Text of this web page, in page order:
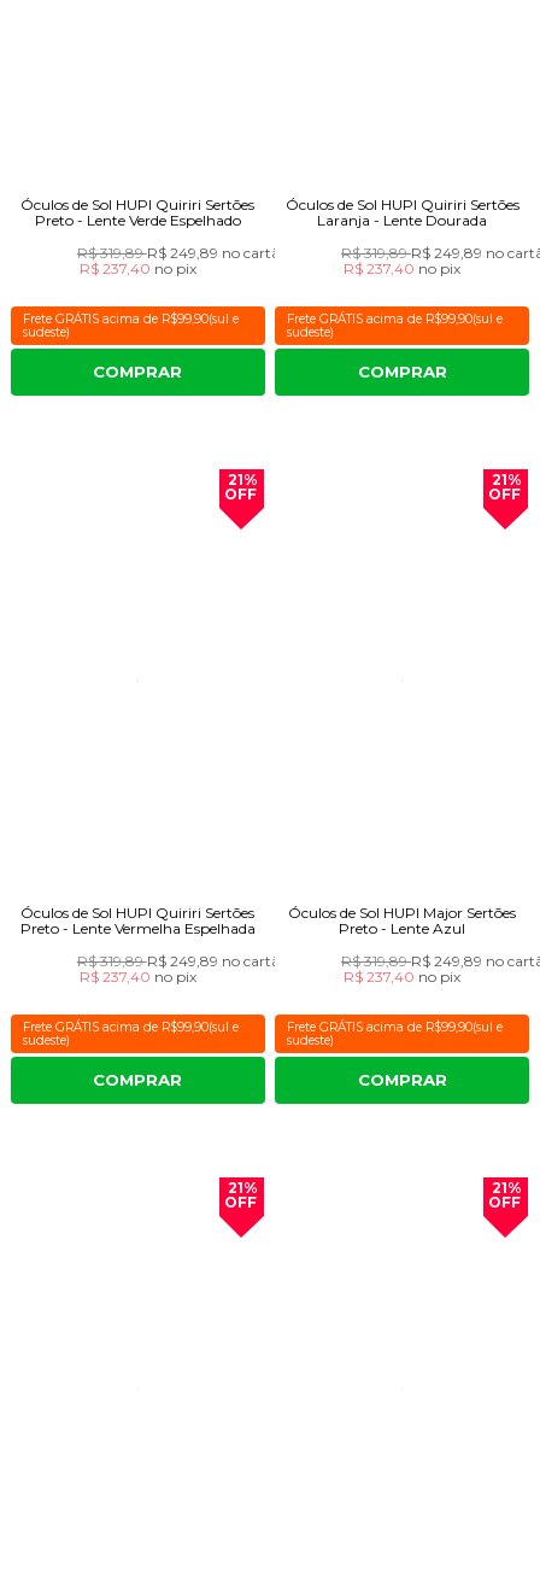
Óculos de Sol HUPI Quiriri Sertões
Preto - Lente Verde Espelhado
R$ 319,89R$ 249,89 no cartão
R$ 237,40 no pix
Frete GRÁTIS acima de R$99,90(sul e
sudeste)
COMPRAR
Óculos de Sol HUPI Quiriri Sertões
Laranja - Lente Dourada
R$ 319,89R$ 249,89 no
R$ 237,40 no pix
Frete GRÁTIS acima de R$99,90(sul e
sudeste)
COMPRAR
21%
OFF
Óculos de Sol HUPI Quiriri Sertões
Preto - Lente Vermelha Espelhada
R$ 319,89R$ 249,89 no cartão
R$ 237,40 no pix
Frete GRÁTIS acima de R$99,90(sul e
sudeste)
COMPRAR
21%
OFF
Óculos de Sol HUPI Major Sertões
Preto - Lente Azul
R$ 319,89R$ 249,89 no
R$ 237,40 no pix
Frete GRÁTIS acima de R$99,90(sul e
sudeste)
COMPRAR
21%
OFF
21%
OFF